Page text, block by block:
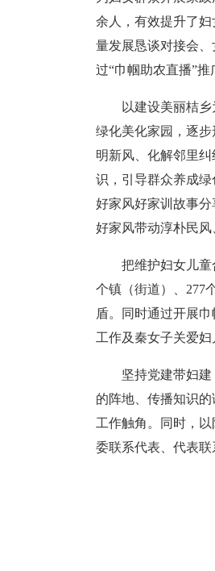
余人，有效提升了
量发展恳谈对接会
过“巾帼助农直播”
以建设美丽桔
绿化美化家园，逐
明新风、化解邻里
识，引导群众养成
好家风好家训故事
好家风带动淳朴民风
把维护妇女儿
个镇（街道）、277
盾。同时通过开展
工作及秦女子关爱妇
坚持党建带妇
的阵地、传播知识
工作触角。同时，
委联系代表、代表